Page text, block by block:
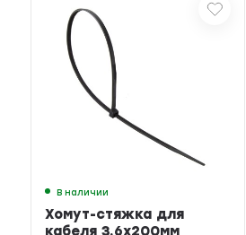
В наличии
Хомут-стяжка для
кабеля 3,6х200мм